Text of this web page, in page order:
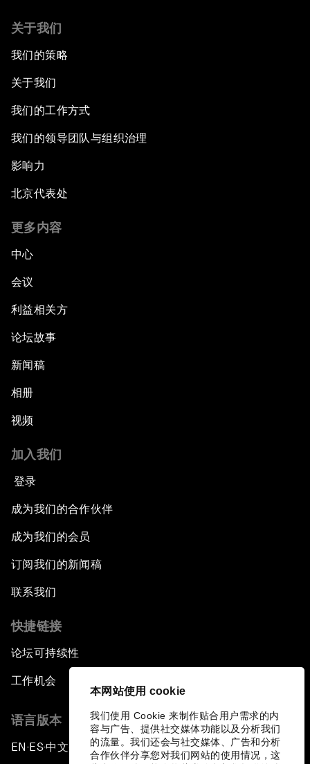
本网站使用 cookie
我们使用 Cookie 来制作贴合用户需求的内
容与广告、提供社交媒体功能以及分析我们
的流量。我们还会与社交媒体、广告和分析
合作伙伴分享您对我们网站的使用情况，这
关于我们
我们的策略
关于我们
我们的工作方式
我们的领导团队与组织治理
影响力
北京代表处
更多内容
中心
会议
利益相关方
论坛故事
新闻稿
相册
视频
加入我们
登录
成为我们的合作伙伴
成为我们的会员
订阅我们的新闻稿
联系我们
快捷链接
论坛可持续性
工作机会
语言版本
EN ▪ES▪中文▪ 日本語